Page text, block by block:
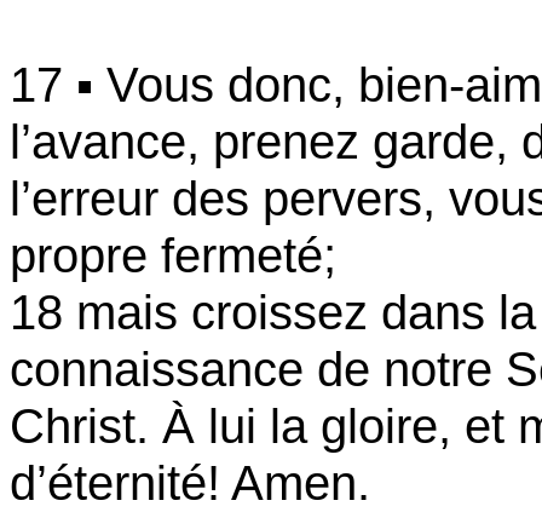
17 ▪ Vous donc, bien-
l’avance, prenez garde,
l’erreur des pervers,
propre fermeté;
18 mais croissez dans
connaissance de notre
Christ. À lui la gloire, et
d’éternité! Amen.